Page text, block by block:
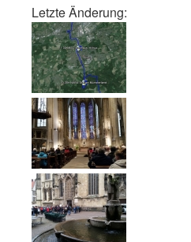
Let­zte Änderung: